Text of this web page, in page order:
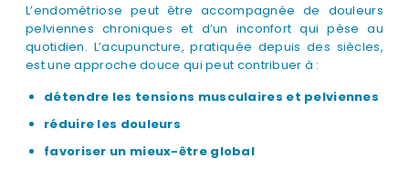
L’endométriose peut être accompagnée de douleurs
pelviennes chroniques et d’un inconfort qui pèse au
quotidien. L’acupuncture, pratiquée depuis des siècles,
est une approche douce qui peut contribuer à :
détendre les tensions musculaires et pelviennes
réduire les douleurs
favoriser un mieux-être global